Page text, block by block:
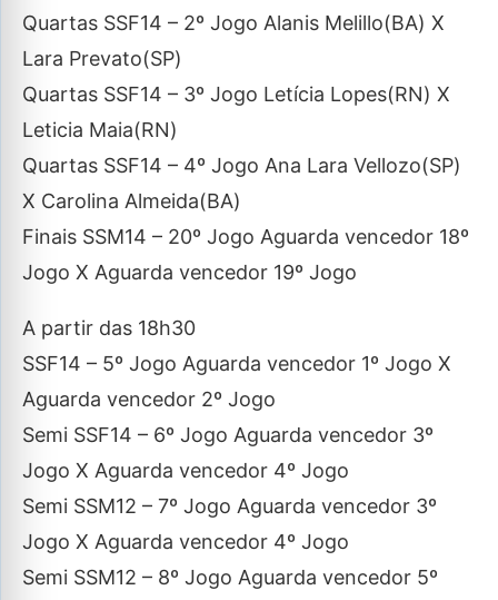
Quartas SSF14 – 2º Jogo Alanis Melillo(BA) X
Lara Prevato(SP)
Quartas SSF14 – 3º Jogo Letícia Lopes(RN) X
Leticia Maia(RN)
Quartas SSF14 – 4º Jogo Ana Lara Vellozo(SP)
X Carolina Almeida(BA)
Finais SSM14 – 20º Jogo Aguarda vencedor 18º
Jogo X Aguarda vencedor 19º Jogo
A partir das 18h30
SSF14 – 5º Jogo Aguarda vencedor 1º Jogo X
Aguarda vencedor 2º Jogo
Semi SSF14 – 6º Jogo Aguarda vencedor 3º
Jogo X Aguarda vencedor 4º Jogo
Semi SSM12 – 7º Jogo Aguarda vencedor 3º
Jogo X Aguarda vencedor 4º Jogo
Semi SSM12 – 8º Jogo Aguarda vencedor 5º